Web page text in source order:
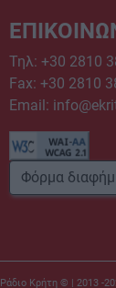
Τηλ: +30 2810
Fax: +30 2810
Email:
Φόρμα
Ράδιο Κρήτη © | 2013 -